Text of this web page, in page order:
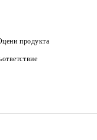
продукта